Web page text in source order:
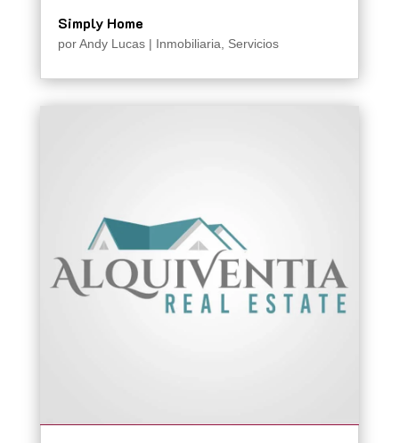
Simply Home
porAndy Lucas| Inmobiliaria, Servicios